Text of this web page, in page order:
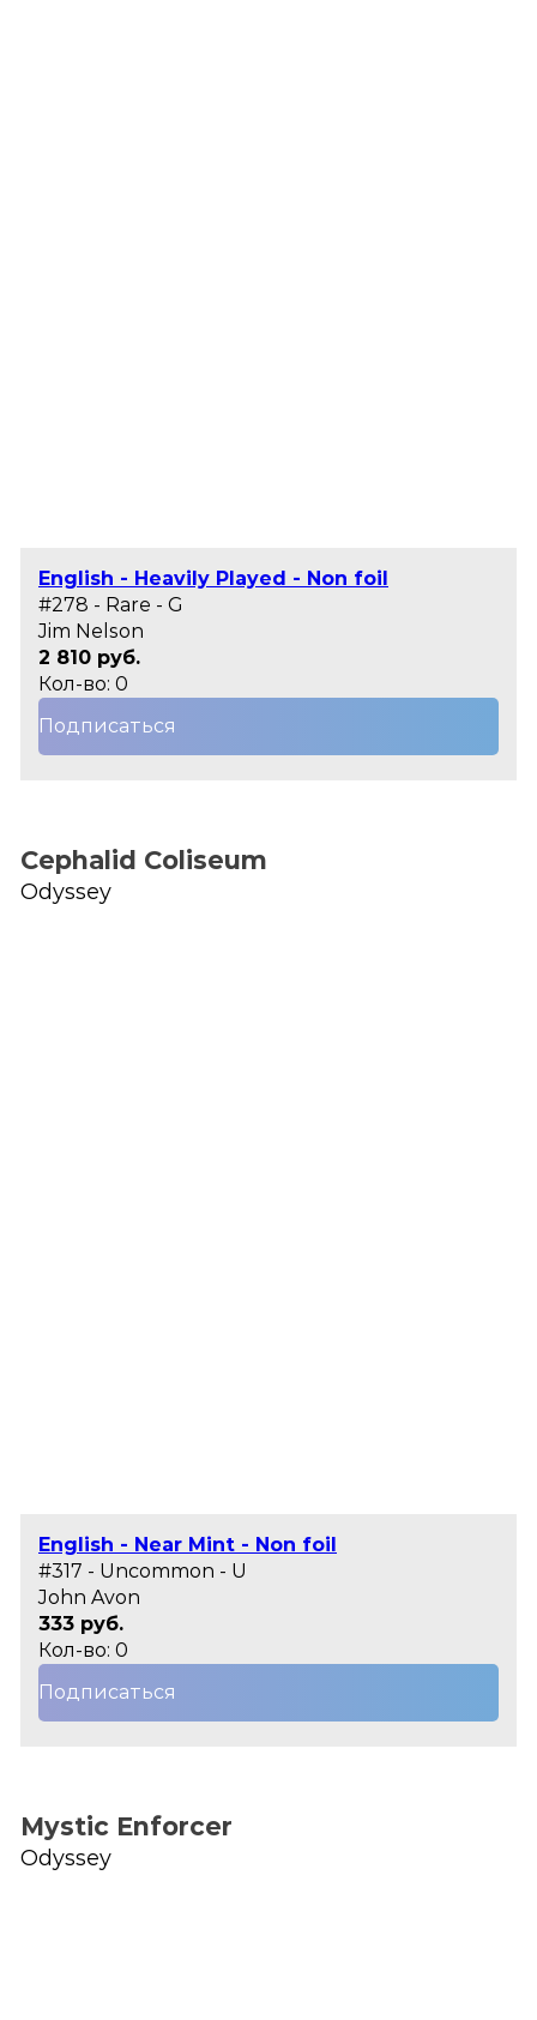
English - Heavily Played - Non foil
#278 - Rare - G
Jim Nelson
2 810 руб.
Кол-во: 0
Подписаться
Cephalid Coliseum
Odyssey
English - Near Mint - Non foil
#317 - Uncommon - U
John Avon
333 руб.
Кол-во: 0
Подписаться
Mystic Enforcer
Odyssey